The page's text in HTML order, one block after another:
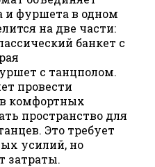
и фуршета в одном
на две части:
банкет с
с танцполом.
провести
комфортных
пространство для
Это требует
усилий, но
затраты.